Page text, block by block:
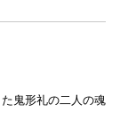
鬼形礼の二人の魂